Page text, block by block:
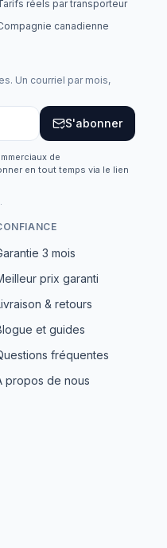
réels par transporteur
canadienne
Un courriel par mois,
S'abonner
de
en tout temps via le lien
3 mois
prix garanti
& retours
et guides
fréquentes
propos de nous